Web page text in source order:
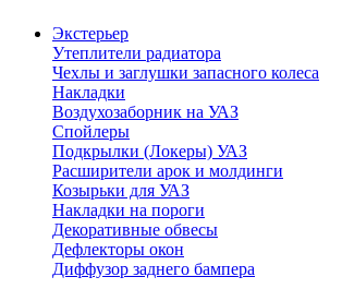
Экстерьер
Утеплители радиатора
Чехлы и заглушки запасного колеса
Накладки
Воздухозаборник на УАЗ
Спойлеры
Подкрылки (Локеры) УАЗ
Расширители арок и молдинги
Козырьки для УАЗ
Накладки на пороги
Декоративные обвесы
Дефлекторы окон
Диффузор заднего бампера